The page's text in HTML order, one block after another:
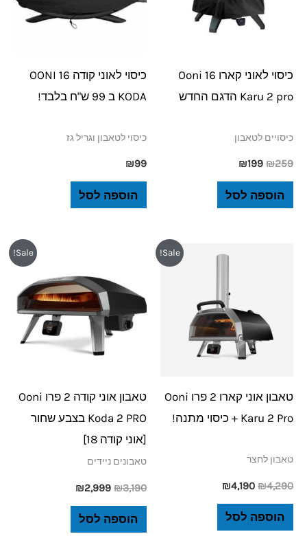
כיסוי לאוני קארו 16 Ooni
Karu 2 pro הדגם החדש
כיסויים לטאבון
₪259
₪199
הוספה לסל
כיסוי לאוני קודה 16 OONI
KODA ב 99 ש"ח בלבד!
כיסוי לטאבון וגריל גז
₪99
הוספה לסל
Sale!
טאבון אוני קארו 2 פרו Ooni
Karu 2 Pro + כיסוי מתנה!
טאבון לחצר
₪4,290
₪4,190
הוספה לסל
Sale!
טאבון אוני קודה 2 פרו Ooni
Koda 2 PRO בצבע שחור
[אוני קודה 18]
טאבונים ניידים
₪3,190
היה:
₪3,190.
₪2,999
הוא:
₪2,999.
הוספה לסל